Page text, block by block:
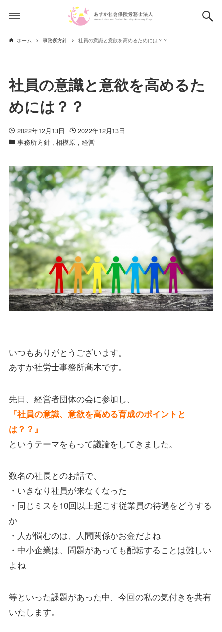
ホーム 事務所方針 社員の意識と意欲を高めるためには？？
社員の意識と意欲を高めるた
めには？？
2022年12月13日
2022年12月13日
事務所方針
相模原 経営
いつもありがとうございます。
あすか社労士事務所髙木です。
先日、経営者団体の会に参加し、
『社員の意識、意欲を高める育成のポイントと
は？？』
というテーマをもって議論をしてきました。
数名の社長とのお話で、
・いきなり社員が来なくなった
・同じミスを10回以上起こす従業員の待遇をどうする
か
・人が悩むのは、人間関係かお金だよね
・中小企業は、問題があっても配転することは難しい
よね
等といった課題があった中、今回の私の気付きを共有
いたします。